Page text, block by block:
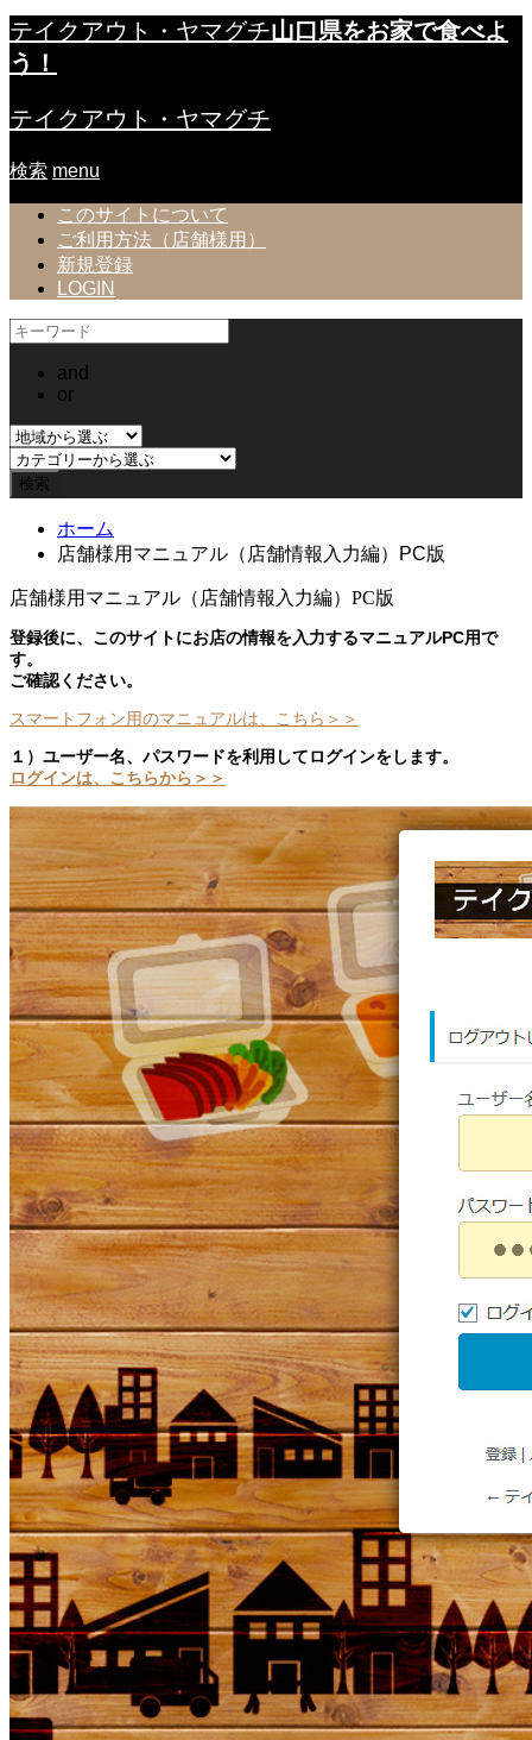
テイクアウト・ヤマグチ山口県をお家で食べよ
う！
テイクアウト・ヤマグチ
検索 menu
このサイトについて
ご利用方法（店舗様用）
新規登録
LOGIN
and
or
ホーム
店舗様用マニュアル（店舗情報入力編）PC版
店舗様用マニュアル（店舗情報入力編）PC版
登録後に、このサイトにお店の情報を入力するマニュアルPC用で
す。
ご確認ください。
スマートフォン用のマニュアルは、こちら＞＞
１）ユーザー名、パスワードを利用してログインをします。
ログインは、こちらから＞＞